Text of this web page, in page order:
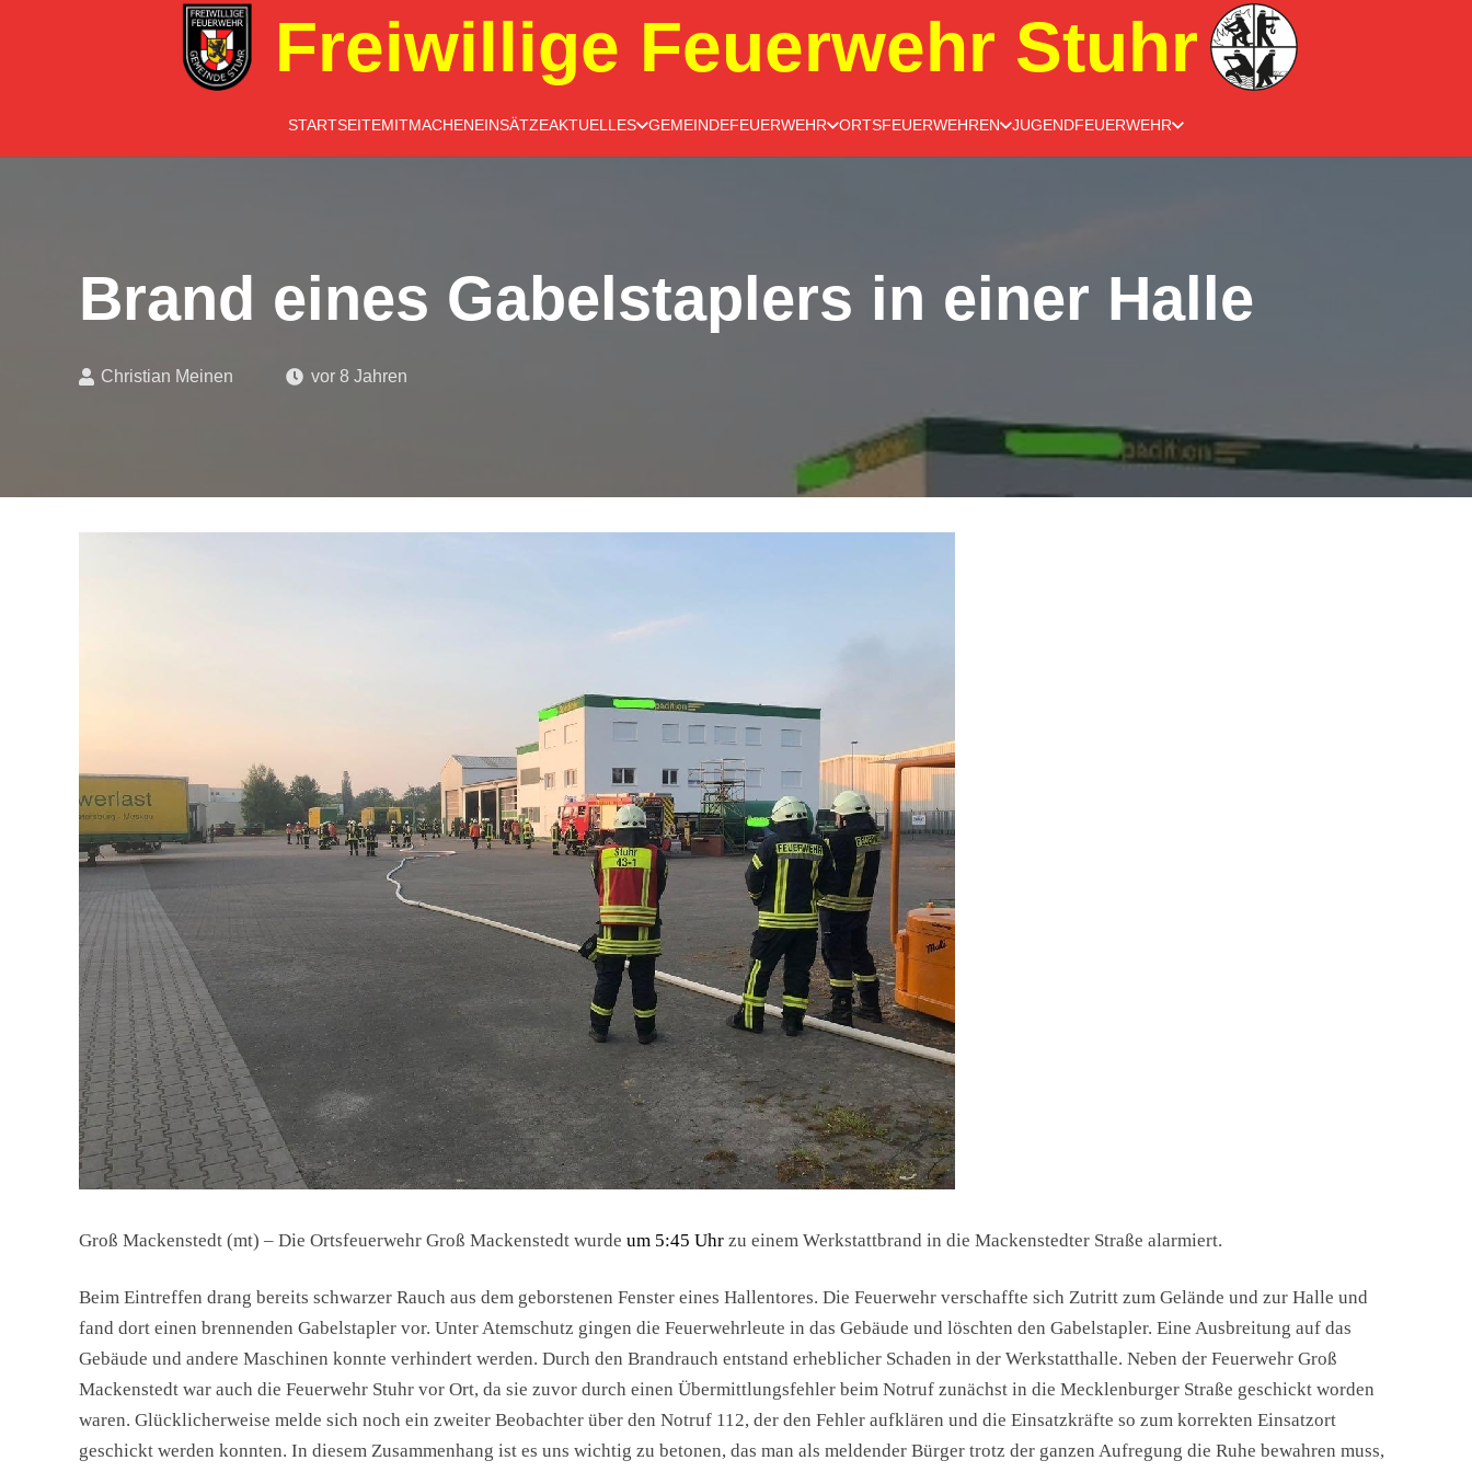
Freiwillige Feuerwehr Stuhr
STARTSEITEMITMACHENEINSÄTZEAKTUELLES GEMEINDEFEUERWEHR ORTSFEUERWEHREN JUGENDFEUERWEHR
Brand eines Gabelstaplers in einer Halle
Christian Meinen vor 8 Jahren
Groß Mackenstedt (mt) – Die Ortsfeuerwehr Groß Mackenstedt wurde um 5:45 Uhr zu einem Werkstattbrand in die Mackenstedter Straße alarmiert.
Beim Eintreffen drang bereits schwarzer Rauch aus dem geborstenen Fenster eines Hallentores. Die Feuerwehr verschaffte sich Zutritt zum Gelände und zur Halle und
fand dort einen brennenden Gabelstapler vor. Unter Atemschutz gingen die Feuerwehrleute in das Gebäude und löschten den Gabelstapler. Eine Ausbreitung auf das
Gebäude und andere Maschinen konnte verhindert werden. Durch den Brandrauch entstand erheblicher Schaden in der Werkstatthalle. Neben der Feuerwehr Groß
Mackenstedt war auch die Feuerwehr Stuhr vor Ort, da sie zuvor durch einen Übermittlungsfehler beim Notruf zunächst in die Mecklenburger Straße geschickt worden
waren. Glücklicherweise melde sich noch ein zweiter Beobachter über den Notruf 112, der den Fehler aufklären und die Einsatzkräfte so zum korrekten Einsatzort
geschickt werden konnten. In diesem Zusammenhang ist es uns wichtig zu betonen, das man als meldender Bürger trotz der ganzen Aufregung die Ruhe bewahren muss,